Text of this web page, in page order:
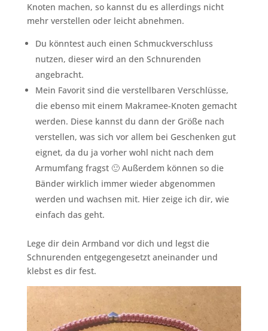
Knoten machen, so kannst du es allerdings nicht
mehr verstellen oder leicht abnehmen.
Du könntest auch einen Schmuckverschluss
nutzen, dieser wird an den Schnurenden
angebracht.
Mein Favorit sind die verstellbaren Verschlüsse,
die ebenso mit einem Makramee-Knoten gemacht
werden. Diese kannst du dann der Größe nach
verstellen, was sich vor allem bei Geschenken gut
eignet, da du ja vorher wohl nicht nach dem
Armumfang fragst 🙂 Außerdem können so die
Bänder wirklich immer wieder abgenommen
werden und wachsen mit. Hier zeige ich dir, wie
einfach das geht.
Lege dir dein Armband vor dich und legst die
Schnurenden entgegengesetzt aneinander und
klebst es dir fest.